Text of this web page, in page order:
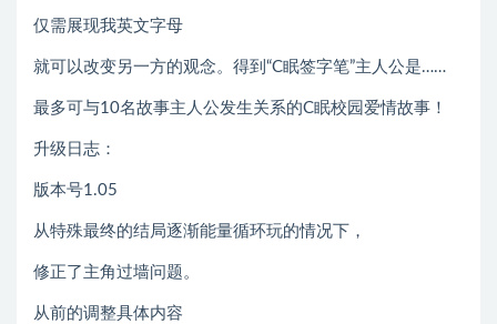
仅需展现我英文字母
就可以改变另一方的观念。得到“C眠签字笔”主人公是……
最多可与10名故事主人公发生关系的C眠校园爱情故事！
升级日志：
版本号1.05
从特殊最终的结局逐渐能量循环玩的情况下，
修正了主角过墙问题。
从前的调整具体内容